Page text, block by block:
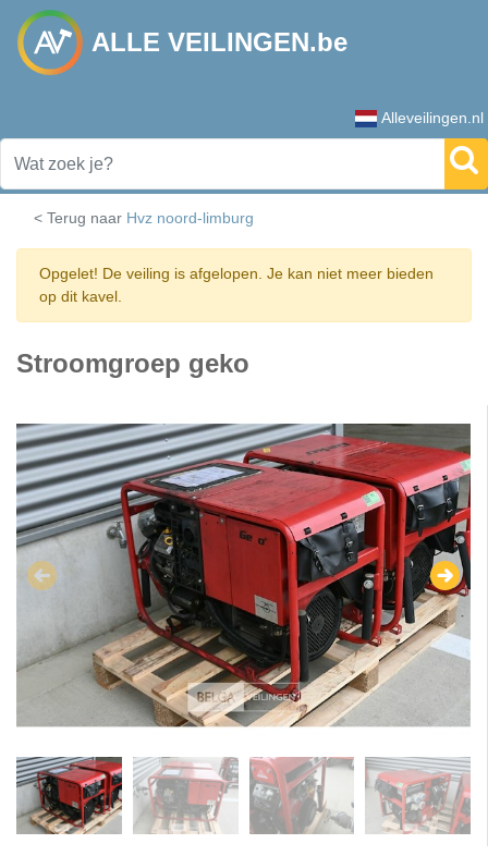
ALLE VEILINGEN.be
Alleveilingen.nl
< Terug naar Hvz noord-limburg
Opgelet! De veiling is afgelopen. Je kan niet meer bieden
op dit kavel.
Stroomgroep geko